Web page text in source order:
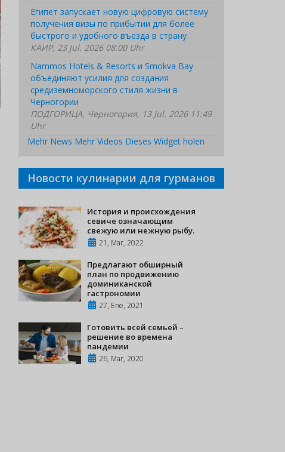
Египет запускает новую цифровую систему
получения визы по прибытии для более
быстрого и удобного въезда в страну
КАИР, 23 Jul. 2026 08:00 Uhr
Nammos Hotels & Resorts и Smokva Bay
объединяют усилия для создания
средиземноморского стиля жизни в
Черногории
ПОДГОРИЦА, Черногория, 13 Jul. 2026 11:49
Uhr
Mehr News Mehr Videos Dieses Widget holen
Новости кулинарии для гурманов
История и происхождения
севиче означающим
свежую или нежную рыбу.
21, Mar, 2022
Предлагают обширный
план по продвижению
доминиканской
гастрономии
27, Ene, 2021
Готовить всей семьей –
решение во времена
пандемии
26, Mar, 2020